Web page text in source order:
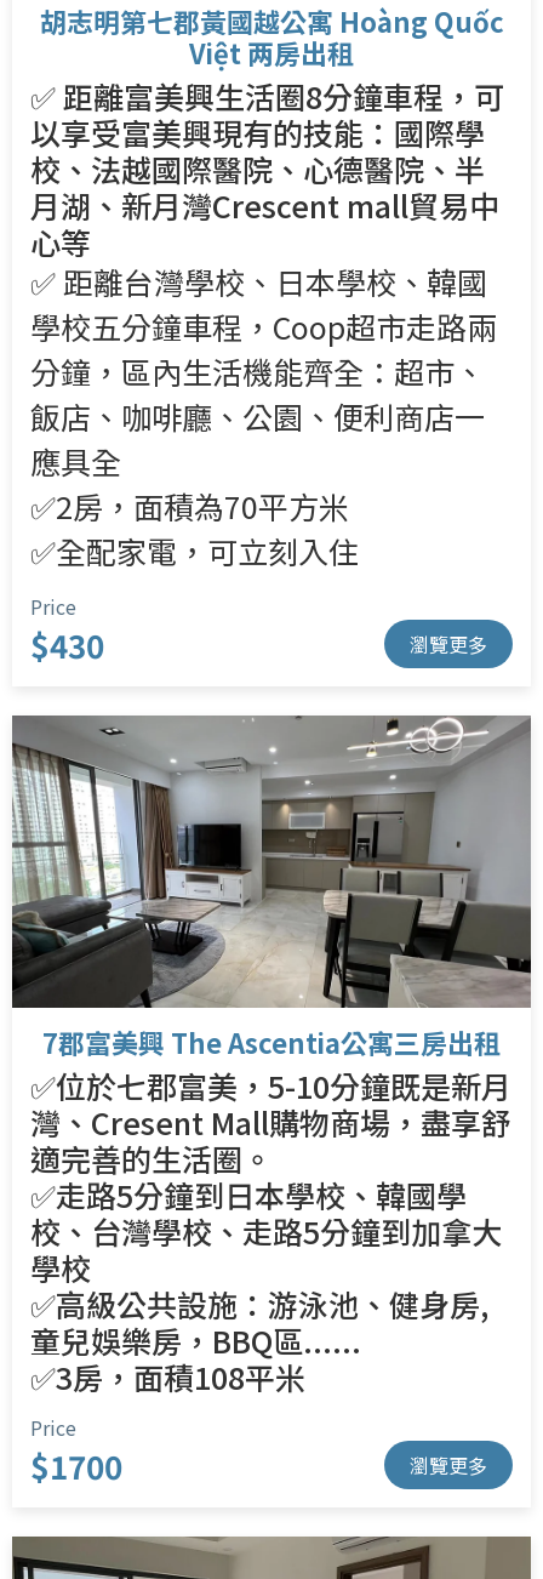
胡志明第七郡黃國越公寓 Hoàng Quốc
Việt 两房出租
✅ 距離富美興生活圈8分鐘車程，可
以享受富美興現有的技能：國際學
校、法越國際醫院、心德醫院、半
月湖、新月灣Crescent mall貿易中
心等
✅ 距離台灣學校、日本學校、韓國
學校五分鐘車程，Coop超市走路兩
分鐘，區內生活機能齊全：超市、
飯店、咖啡廳、公園、便利商店一
應具全
✅2房，面積為70平方米
✅全配家電，可立刻入住
Price
$430 瀏覽更多
7郡富美興 The Ascentia公寓三房出租
✅位於七郡富美，5-10分鐘既是新月
灣、Cresent Mall購物商場，盡享舒
適完善的生活圈。
✅走路5分鐘到日本學校、韓國學
校、台灣學校、走路5分鐘到加拿大
學校
✅高級公共設施：游泳池、健身房,
童兒娛樂房，BBQ區......
✅3房，面積108平米
Price
$1700 瀏覽更多